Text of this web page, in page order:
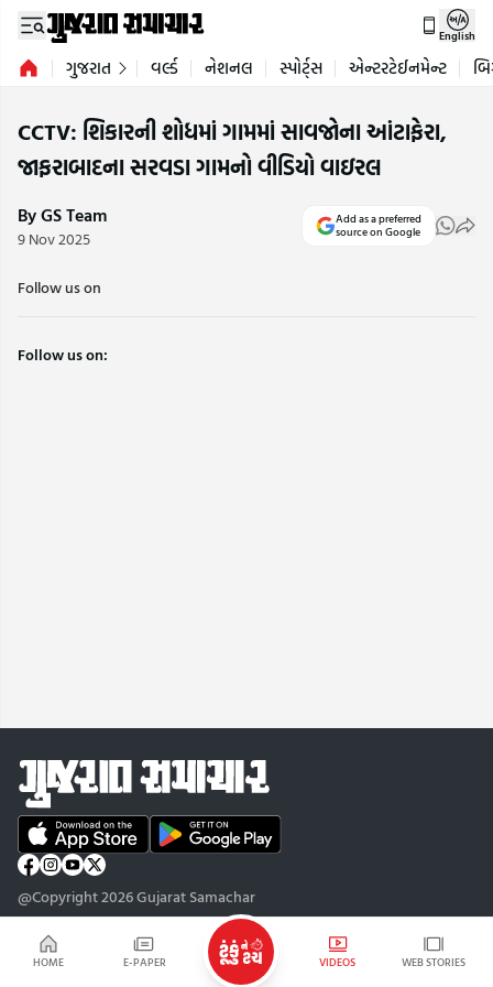
HOME E-PAPER VIDEOS WEB STORIES
English
ગુજરાત વર્લ્ડ નેશનલ સ્પોર્ટ્સ એન્ટરટેઈનમેન્ટ
CCTV: શિકારની શોધમાં ગામમાં સાવજોના આંટાફેરા,
જાફરાબાદના સરવડા ગામનો વીડિયો વાઇરલ
By GS Team
9 Nov 2025
Add as a preferred
source on Google
Follow us on
Follow us on:
@Copyright 2026 Gujarat Samachar